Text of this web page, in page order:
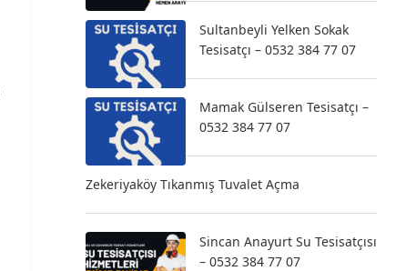
Sultanbeyli Yelken Sokak
Tesisatçı – 0532 384 77 07
Mamak Gülseren Tesisatçı –
0532 384 77 07
Zekeriyaköy Tıkanmış Tuvalet Açma
Sincan Anayurt Su Tesisatçısı
– 0532 384 77 07